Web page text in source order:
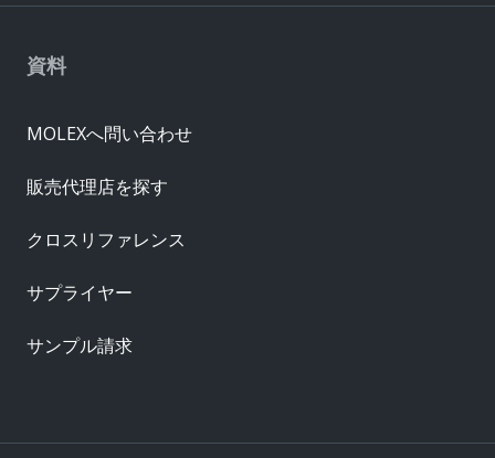
資料
MOLEXへ問い合わせ
販売代理店を探す
クロスリファレンス
サプライヤー
サンプル請求